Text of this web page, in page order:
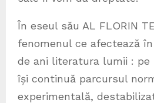
În eseul său AL FLORIN
fenomenul ce afectează
de ani literatura lumii : pe
își continuă parcursul
experimentală,